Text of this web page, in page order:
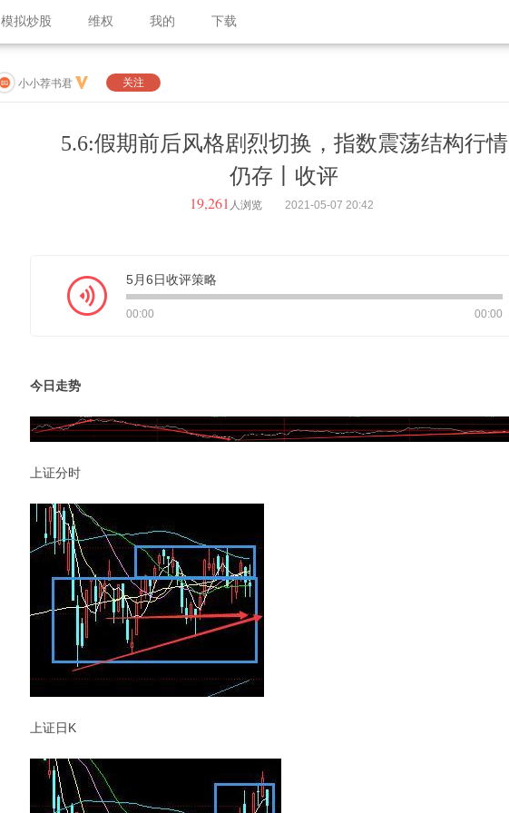
模拟炒股 维权 我的 下载
小小荐书君 关注
5.6:假期前后风格剧烈切换，指数震荡结构行情
仍存丨收评
19,261 人浏览 2021-05-07 20:42
5月6日收评策略
00:00 00:00
今日走势
上证分时
上证日K